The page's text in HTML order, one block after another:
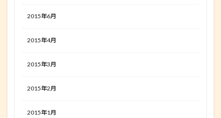
2015年6月
2015年4月
2015年3月
2015年2月
2015年1月